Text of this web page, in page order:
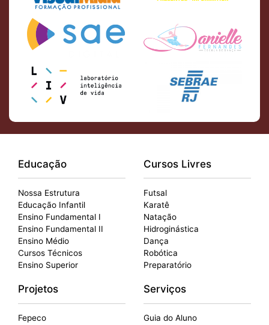
Educação
Nossa Estrutura
Educação Infantil
Ensino Fundamental I
Ensino Fundamental II
Ensino Médio
Cursos Técnicos
Ensino Superior
Cursos Livres
Futsal
Karatê
Natação
Hidroginástica
Dança
Robótica
Preparatório
Projetos
Fepeco
Serviços
Guia do Aluno